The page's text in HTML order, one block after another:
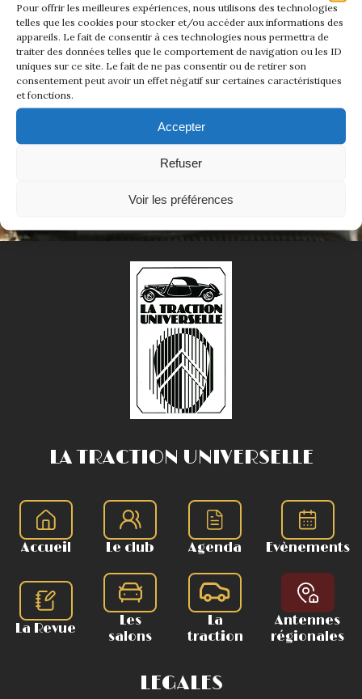
Pour offrir les meilleures expériences, nous utilisons des technologies
telles que les cookies pour stocker et/ou accéder aux informations des
appareils. Le fait de consentir à ces technologies nous permettra de
traiter des données telles que le comportement de navigation ou les ID
uniques sur ce site. Le fait de ne pas consentir ou de retirer son
consentement peut avoir un effet négatif sur certaines caractéristiques
et fonctions.
Accepter
Refuser
Voir les préférences
Evolution 11 –
1945/1952
Evolution 11 –
La 15/6 G –
1938/1947
La 15/6 D –
1954/1956
Rejoindre La Traction Universelle, c'est bien plus
qu'adhérer à un club.
C'est rejoindre une famille de passionnés qui
entretient l'âme d'une voiture mythique.
Ensemble, nous faisons vivre une histoire
authentique — celle d'un savoir-faire, d'un style,
et d'un esprit de liberté qui ne s'invente pas.
Adhérer en ligne
LA TRACTION UNIVERSELLE
Accueil Le club Agenda Evènements
La Revue
Les
salons
La
traction
Antennes
régionales
LEGALES